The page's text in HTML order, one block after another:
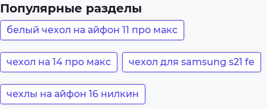
Популярные разделы
белый чехол на айфон 11 про макс
чехол на 14 про макс чехол для samsung s21 fe
чехлы на айфон 16 нилкин